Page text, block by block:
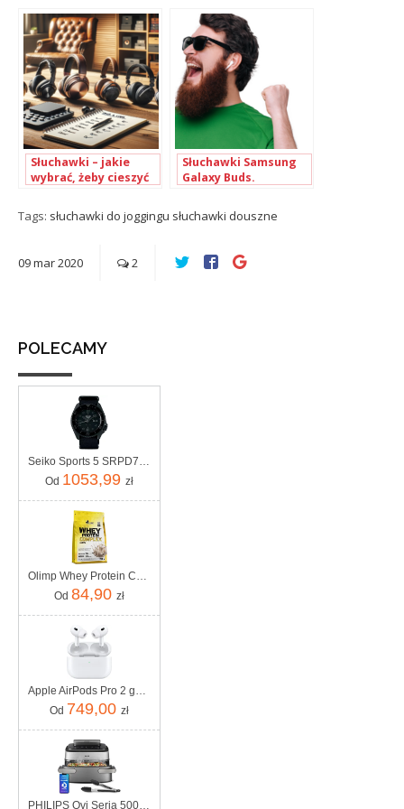
2020
Słuchawki – jakie
wybrać, żeby cieszyć
doskonałą jakością
dźwięku?
Słuchawki Samsung
Galaxy Buds.
centrum miasta!
Tags: słuchawki do joggingu słuchawki douszne
09mar2020 2
POLECAMY
Seiko Sports 5 SRPD79K1
Od 1053,99 zł
Olimp Whey Protein Complex 100% 700g
Od 84,90 zł
Apple AirPods Pro 2 gen MagSafe USB-C (MTJV3ZM/A)
Od 749,00 zł
PHILIPS Ovi Seria 5000 Ultra Megabasket NA565/02